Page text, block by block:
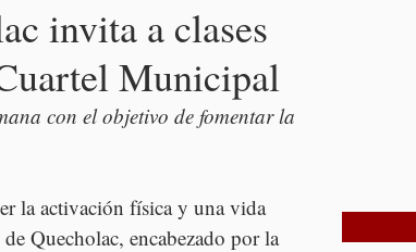
invita a clases
Municipal
con el objetivo de fomentar la
la activación física y una vida
Quecholac, encabezado por la